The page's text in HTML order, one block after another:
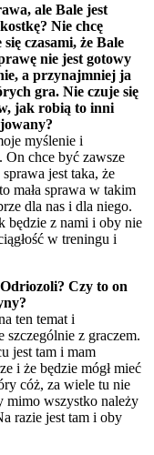
ale Bale jest
Nie chcę
czasami, że Bale
nie jest gotowy
a przynajmniej ja
gra. Nie czuje się
jak robią to inni
myślenie i
On chce być zawsze
jest taka, że
mała sprawa w takim
dla nas i dla niego.
będzie z nami i oby nie
w treningu i
Czy to on
ten temat i
z graczem.
jest tam i mam
i że będzie mógł mieć
cóż, za wiele tu nie
mimo wszystko należy
razie jest tam i oby